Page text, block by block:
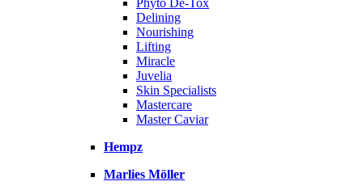
Phyto De-Tox
Delining
Nourishing
Lifting
Miracle
Juvelia
Skin Specialists
Mastercare
Master Caviar
Hempz
Marlies Möller